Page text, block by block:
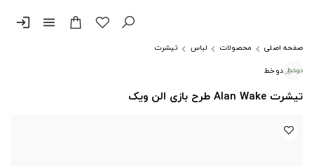
menu
login
صفحه اصلی محصولات لباس
تیشرت
دوخط
تیشرت Alan Wake طرح بازی الن ویک